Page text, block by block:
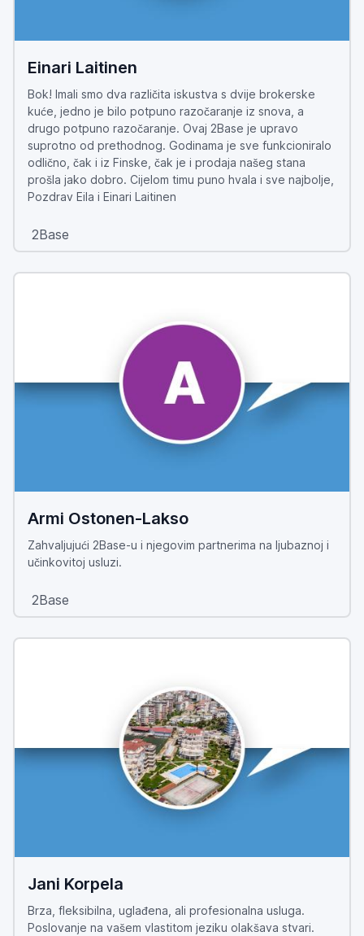
Einari Laitinen
Bok! Imali smo dva različita iskustva s dvije brokerske
kuće, jedno je bilo potpuno razočaranje iz snova, a
drugo potpuno razočaranje. Ovaj 2Base je upravo
suprotno od prethodnog. Godinama je sve funkcioniralo
odlično, čak i iz Finske, čak je i prodaja našeg stana
prošla jako dobro. Cijelom timu puno hvala i sve najbolje,
Pozdrav Eila i Einari Laitinen
2Base
Armi Ostonen-Lakso
Zahvaljujući 2Base-u i njegovim partnerima na ljubaznoj i
učinkovitoj usluzi.
2Base
Jani Korpela
Brza, fleksibilna, uglađena, ali profesionalna usluga.
Poslovanje na vašem vlastitom jeziku olakšava stvari.